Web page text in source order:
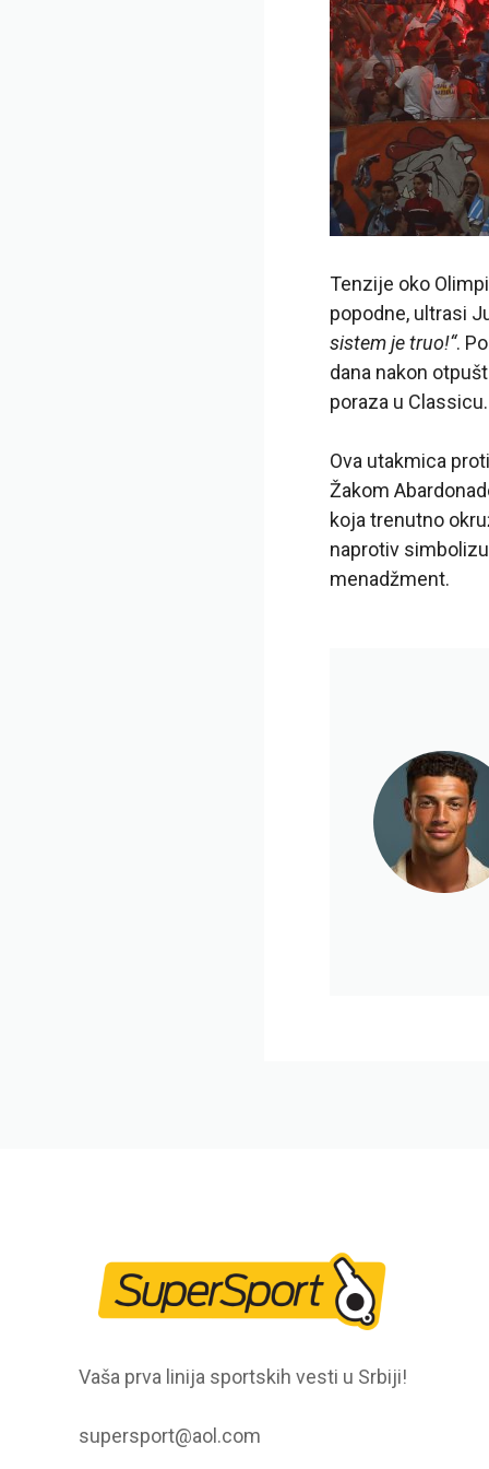
Tenzije oko
popodne, ultrasi
sistem je truo!“.
dana nakon
poraza u Classicu.
Ova utakmica
Žakom
koja trenutno
naprotiv
menadžment.
Vaša prva linija sportskih vesti u Srbiji!
supersport@aol.com